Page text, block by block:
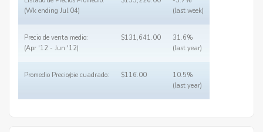
(Wk ending Jul 04)
(last week)
Precio de venta medio:
(Apr '12 - Jun '12)
$131,641.00
31.6%
(last year)
Promedio Precio/pie cuadrado: $116.00
10.5%
(last year)